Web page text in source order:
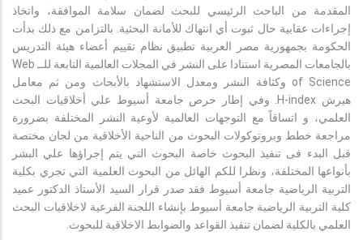
المقدمة من الباحث الرئيسي للبحث لضمان سلامة الموافقة، واتخاذ
إجراءات عقابية حال ثبوت أي انتهاك للأمانة البحثية. بالتزامن مع ذلك بدأت
الحكومة بجمهورية مصر العربية تطبيق نظام تقييم أعضاء هيئة التدريس
بالجامعات المصرية استنادا على النشر في المجلات العالمية التابعة للــ Web
of Science وكثافة النشر ومعدل الاستشهاد بالأبحاث ومن ثم معامل
هيرش H-index. وفي إطار حرص جامعة أسيوط علي أخلاقيات البحث
العلمي، و اتساقاً مع التوجهات العالمية لأوعية النشر المختلفة بضرورة
مراجعة خطط وبروتوكولات البحوث من الناحية الأخلاقية من لجان مختصة
قبل البدء فى تنفيذ البحوث خاصة البحوث التي يتم إجراؤها علي البشر
بأنواعها المختلفة، ونظرا للكم الهائل من البحوث العلمية التي تجري بكلية
التربية الرياضية جامعة أسيوط فقد صدر قرار السيد الأستاذ الدكتور عميد
كلية التربية الرياضية جامعة أسيوط بإنشاء اللجنة الفرعية لاخلاقيات البحث
العلمي بالكلية لضمان تنفيذ القواعد والضوابط الاخلاقية للبحوث.